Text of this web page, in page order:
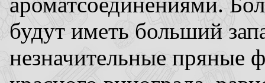
будут иметь больший
незначительные пряные